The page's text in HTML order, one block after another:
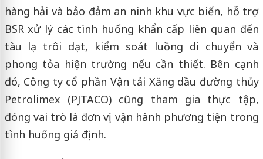
hàng hải và bảo đảm an ninh khu vực biển, hỗ trợ
BSR xử lý các tình huống khẩn cấp liên quan đến
tàu lạ trôi dạt, kiểm soát luồng di chuyển và
phong tỏa hiện trường nếu cần thiết. Bên cạnh
đó, Công ty cổ phần Vận tải Xăng dầu đường thủy
Petrolimex (PJTACO) cũng tham gia thực tập,
đóng vai trò là đơn vị vận hành phương tiện trong
tình huống giả định.